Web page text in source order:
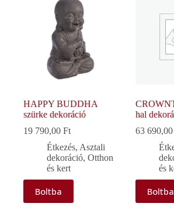
HAPPY BUDDHA
szürke dekoráció
19 790,00 Ft
Étkezés, Asztali
dekoráció, Otthon
és kert
Boltba
hal
63
és
Boltba